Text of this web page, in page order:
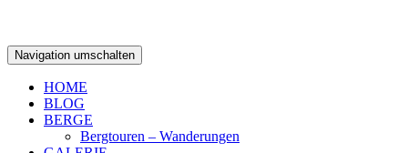
Navigation umschalten
HOME
BLOG
BERGE
Bergtouren – Wanderungen